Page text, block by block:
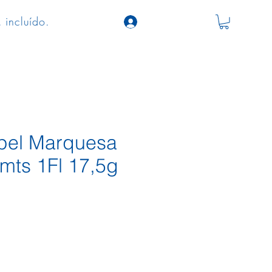
incluído.
Marquesa
1Fl 17,5g